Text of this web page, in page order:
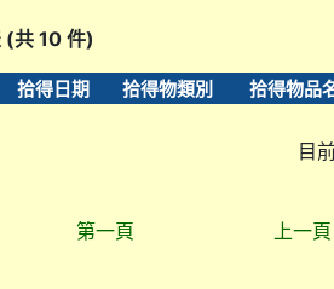
(共 10 件)
拾得日期 拾得物類別 拾得物品
目
第一頁 上一頁